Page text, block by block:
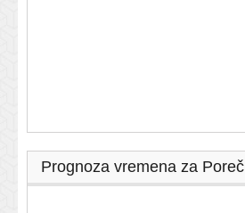
Prognoza vremena za Poreč